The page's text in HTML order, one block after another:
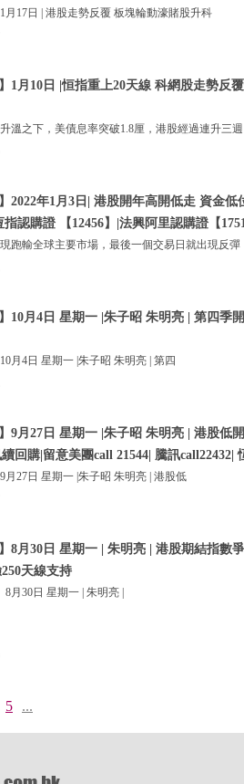
1月17日 | 港股走勢反覆 板塊輪動濠賭股升科
1月10日 |恒指重上20天線 科網股走勢反
溫之下，美債息率突破1.8厘，港股經過連升三週
2022年1月3日| 港股開年高開低走 資金低
認購證 【12456】|法興阿里認購證【
跑輸全球主要市場，最後一個交易日就出現反彈
】10月4日 星期一 |朱子昭 朱明亮 | 第四季
月4日 星期一 |朱子昭 朱明亮 | 第四
】9月27日 星期一 |朱子昭 朱明亮 | 港股低
回購|留意美團call 21544| 騰訊call22432|
9月27日 星期一 |朱子昭 朱明亮 | 港股低
8月30日 星期一 | 朱明亮 | 港股期結指數
天線支持
8月30日 星期一 | 朱明亮 |
5 ...